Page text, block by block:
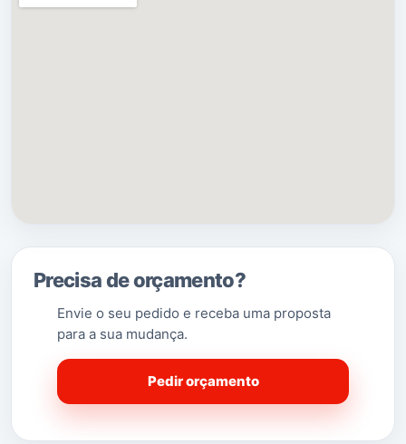
Precisa de orçamento?
Envie o seu pedido e receba uma proposta
para a sua mudança.
Pedir orçamento